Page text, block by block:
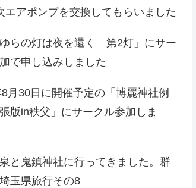
エアポンプを交換してもらいました
ゆらの灯は夜を還く 第2灯」にサー
で申し込みしました
月30日に開催予定の「博麗神社例
版in秩父」にサークル参加しま
と鬼鎮神社に行ってきました。群
玉県旅行その8